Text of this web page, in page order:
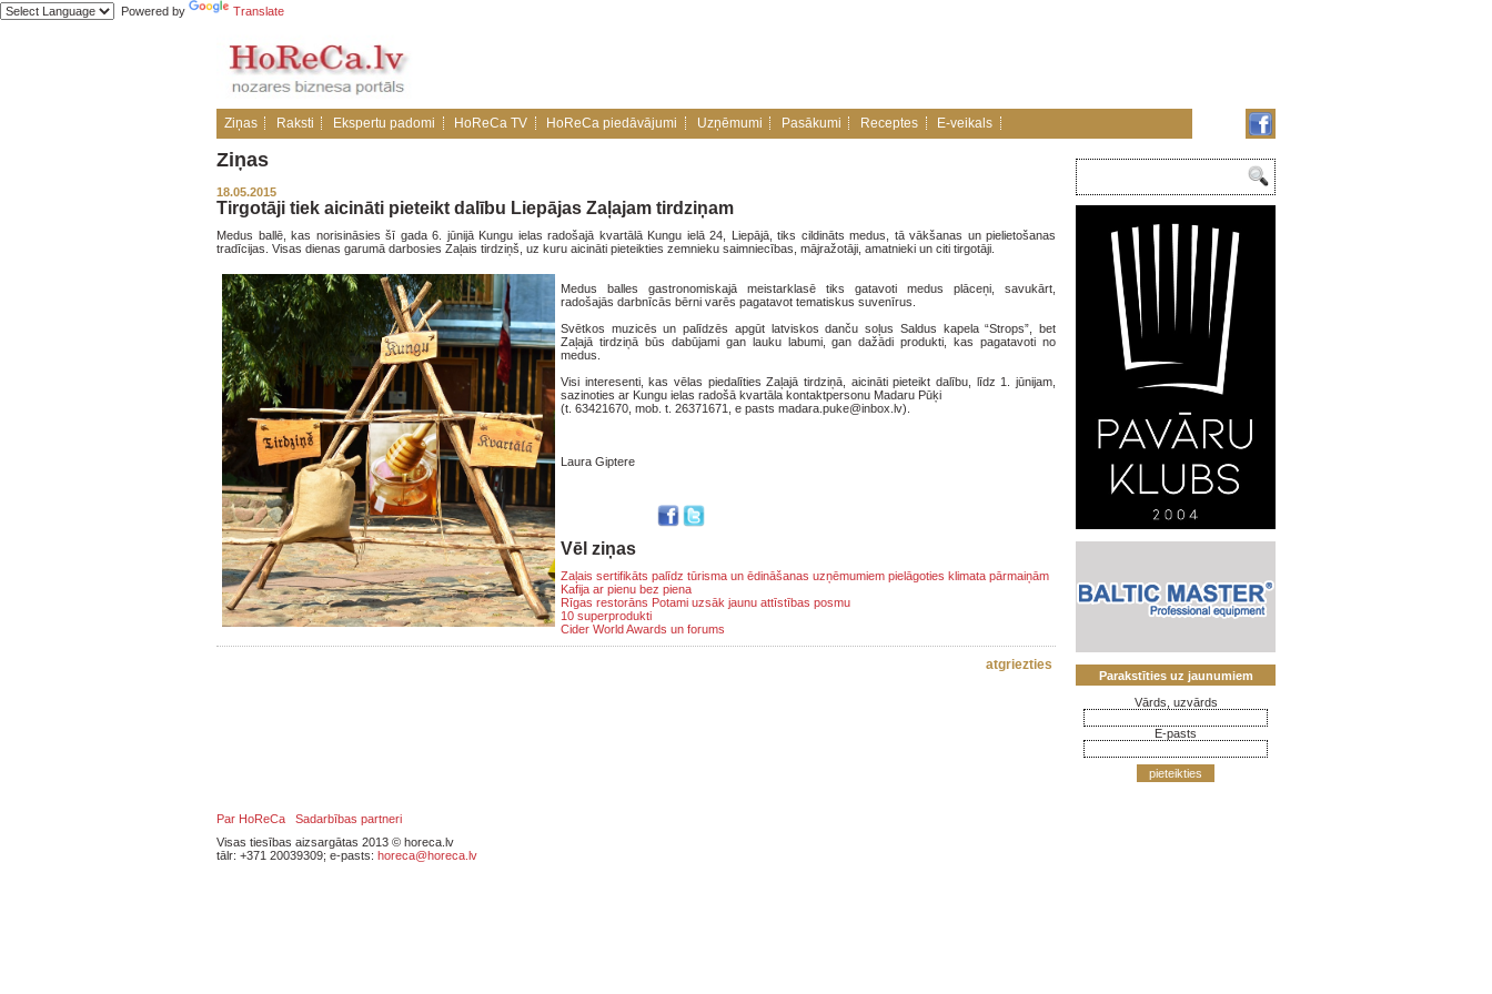
Powered by Translate
Ziņas Raksti Ekspertu padomi HoReCa TV HoReCa piedāvājumi Uzņēmumi Pasākumi Receptes E-veikals
Ziņas
18.05.2015
Tirgotāji tiek aicināti pieteikt dalību Liepājas Zaļajam tirdziņam
Medus ballē, kas norisināsies šī gada 6. jūnijā Kungu ielas radošajā kvartālā Kungu ielā 24, Liepājā, tiks cildināts medus, tā vākšanas un pielietošanas
tradīcijas. Visas dienas garumā darbosies Zaļais tirdziņš, uz kuru aicināti pieteikties zemnieku saimniecības, mājražotāji, amatnieki un citi tirgotāji.
Medus balles gastronomiskajā meistarklasē tiks gatavoti medus plāceņi, savukārt,
radošajās darbnīcās bērni varēs pagatavot tematiskus suvenīrus.
Svētkos muzicēs un palīdzēs apgūt latviskos danču soļus Saldus kapela “Strops”, bet
Zaļajā tirdziņā būs dabūjami gan lauku labumi, gan dažādi produkti, kas pagatavoti no
medus.
Visi interesenti, kas vēlas piedalīties Zaļajā tirdziņā, aicināti pieteikt dalību, līdz 1. jūnijam,
sazinoties ar Kungu ielas radošā kvartāla kontaktpersonu Madaru Pūķi
(t. 63421670, mob. t. 26371671, e pasts madara.puke@inbox.lv).
Laura Giptere
Vēl ziņas
Zaļais sertifikāts palīdz tūrisma un ēdināšanas uzņēmumiem pielāgoties klimata pārmaiņām
Kafija ar pienu bez piena
Rīgas restorāns Potami uzsāk jaunu attīstības posmu
10 superprodukti
Cider World Awards un forums
atgriezties
Parakstīties uz jaunumiem
Vārds, uzvārds
E-pasts
pieteikties
Par HoReCa
Sadarbības partneri
Visas tiesības aizsargātas 2013 © horeca.lv
tālr: +371 20039309; e-pasts: horeca@horeca.lv